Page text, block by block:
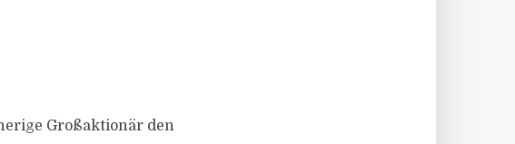
Großaktionär den